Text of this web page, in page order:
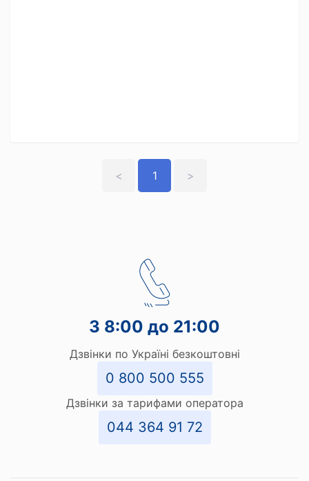
< 1 >
З 8:00 до 21:00
Дзвінки по Україні безкоштовні
0 800 500 555
Дзвінки за тарифами оператора
044 364 91 72